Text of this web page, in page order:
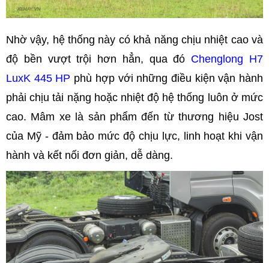
Nhờ vậy, hệ thống này có khả năng chịu nhiệt cao và
độ bền vượt trội hơn hẳn, qua đó Chenglong H7
LuxK 445 HP phù hợp với những điều kiện vận hành
phải chịu tải nặng hoặc nhiệt độ hệ thống luôn ở mức
cao. Mâm xe là sản phẩm đến từ thương hiệu Jost
của Mỹ - đảm bảo mức độ chịu lực, linh hoạt khi vận
hành và kết nối đơn giản, dễ dàng.